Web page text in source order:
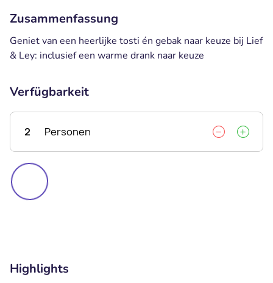
Zusammenfassung
Geniet van een heerlijke tosti én gebak naar keuze bij Lief
& Ley: inclusief een warme drank naar keuze
Verfügbarkeit
2 Personen
Highlights